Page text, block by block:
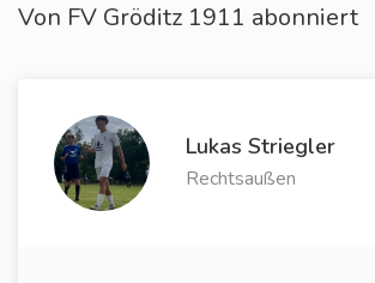
Von FV Gröditz 1911 abonniert
Lukas Striegler
Rechtsaußen